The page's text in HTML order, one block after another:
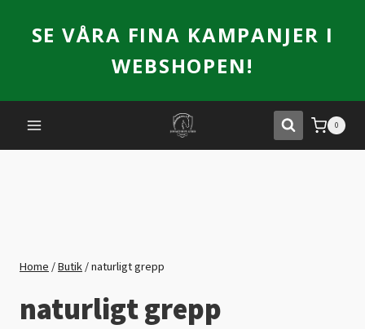
SE VÅRA FINA KAMPANJER I
WEBSHOPEN!
0
Home /Butik /naturligt grepp
naturligt grepp